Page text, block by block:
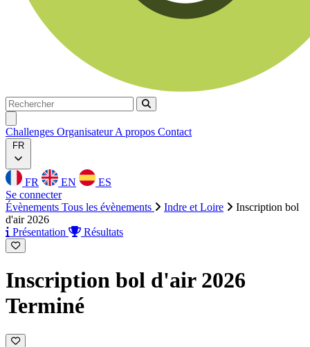
Rechercher
Rechercher
Challenges OrganisateurA propos Contact
FR
FR EN
ES
Se connecter
Évènements Tous les évènements Indre et Loire
Inscription bol
d'air 2026
Présentation
Résultats
Inscription bol d'air 2026
Terminé